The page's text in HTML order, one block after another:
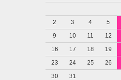
2
3 4 5
9
10 11 12
16
17 18 19
23
24 25 26
30
31